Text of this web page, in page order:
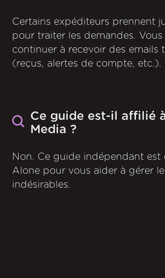
Certains expéditeurs prennent
pour traiter les demandes.
continuer à recevoir des emails
(reçus, alertes de compte, etc.).
Ce guide est-il affilié
Media ?
Non. Ce guide indépendant est
Alone pour vous aider à gérer
indésirables.